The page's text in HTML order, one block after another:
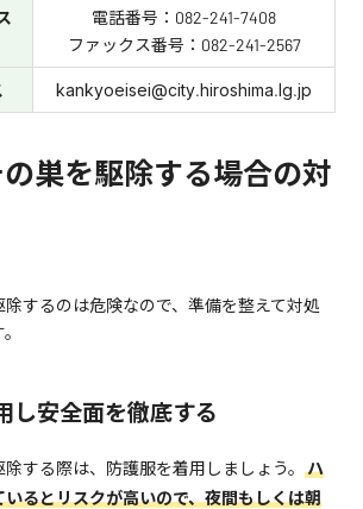
電話番号：082-241-7408
ファックス番号：082-241-2567
kankyoeisei@city.hiroshima.lg.jp
巣を駆除する場合の対
するのは危険なので、準備を整えて対処
し安全面を徹底する
除する際は、防護服を着用しましょう。ハ
るとリスクが高いので、夜間もしくは朝